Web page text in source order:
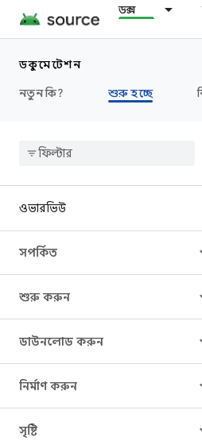
ডক্স
ডকুমেন্টেশন
নতুন কি?
শুরু হচ্ছে
ওভারভিউ
সম্পর্কিত
শুরু করুন
ডাউনলোড করুন
নির্মাণ করুন
সৃষ্টি